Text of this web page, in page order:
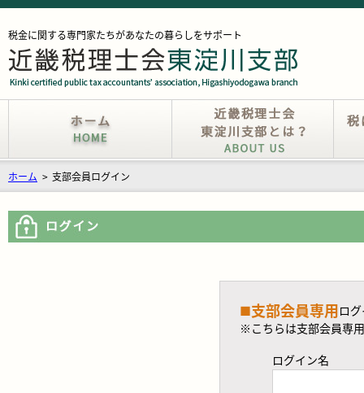
税金に関する専門家たちがあなたの暮らしをサポート
ホーム > 支部会員ログイン
■支部会員専用ロ
※こちらは支部会員専
ログイン名